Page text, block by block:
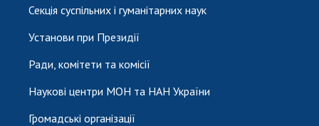
Секція суспільних і гуманітарних наук
Установи при Президії
Ради, комітети та комісії
Наукові центри МОН та НАН України
Громадські організації